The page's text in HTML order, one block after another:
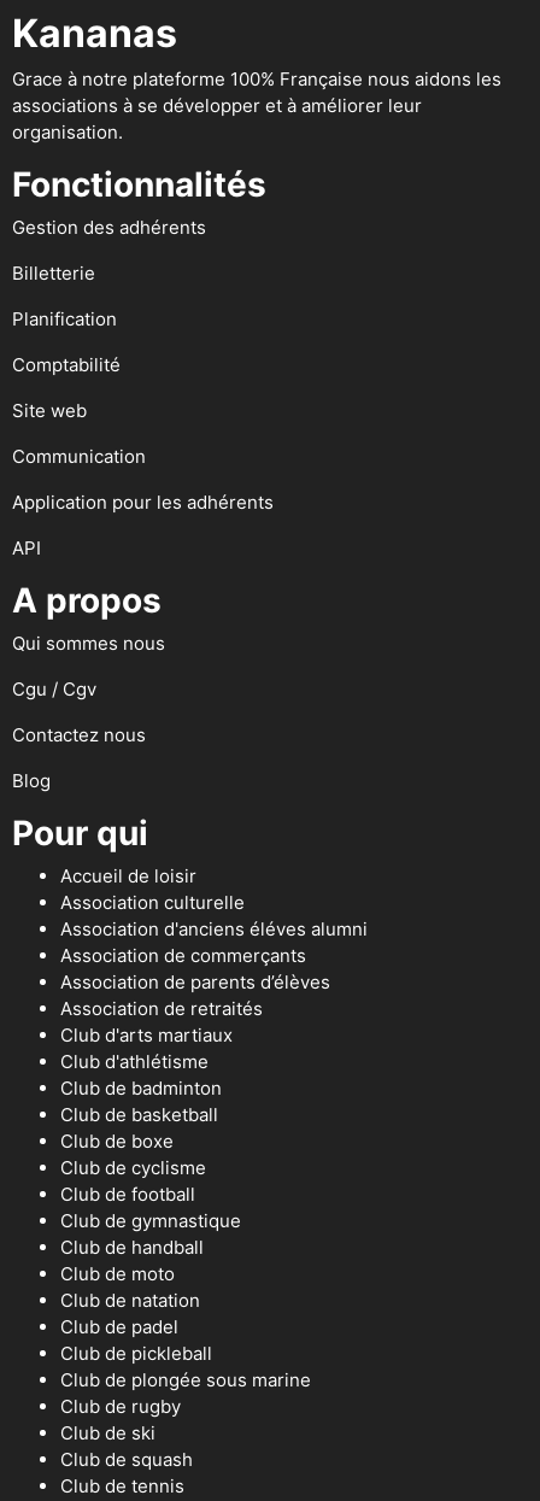
Kananas
Grace à notre plateforme 100% Française nous aidons les
associations à se développer et à améliorer leur
organisation.
Fonctionnalités
Gestion des adhérents
Billetterie
Planification
Comptabilité
Site web
Communication
Application pour les adhérents
API
A propos
Qui sommes nous
Cgu / Cgv
Contactez nous
Blog
Pour qui
Accueil de loisir
Association culturelle
Association d'anciens éléves alumni
Association de commerçants
Association de parents d’élèves
Association de retraités
Club d'arts martiaux
Club d'athlétisme
Club de badminton
Club de basketball
Club de boxe
Club de cyclisme
Club de football
Club de gymnastique
Club de handball
Club de moto
Club de natation
Club de padel
Club de pickleball
Club de plongée sous marine
Club de rugby
Club de ski
Club de squash
Club de tennis